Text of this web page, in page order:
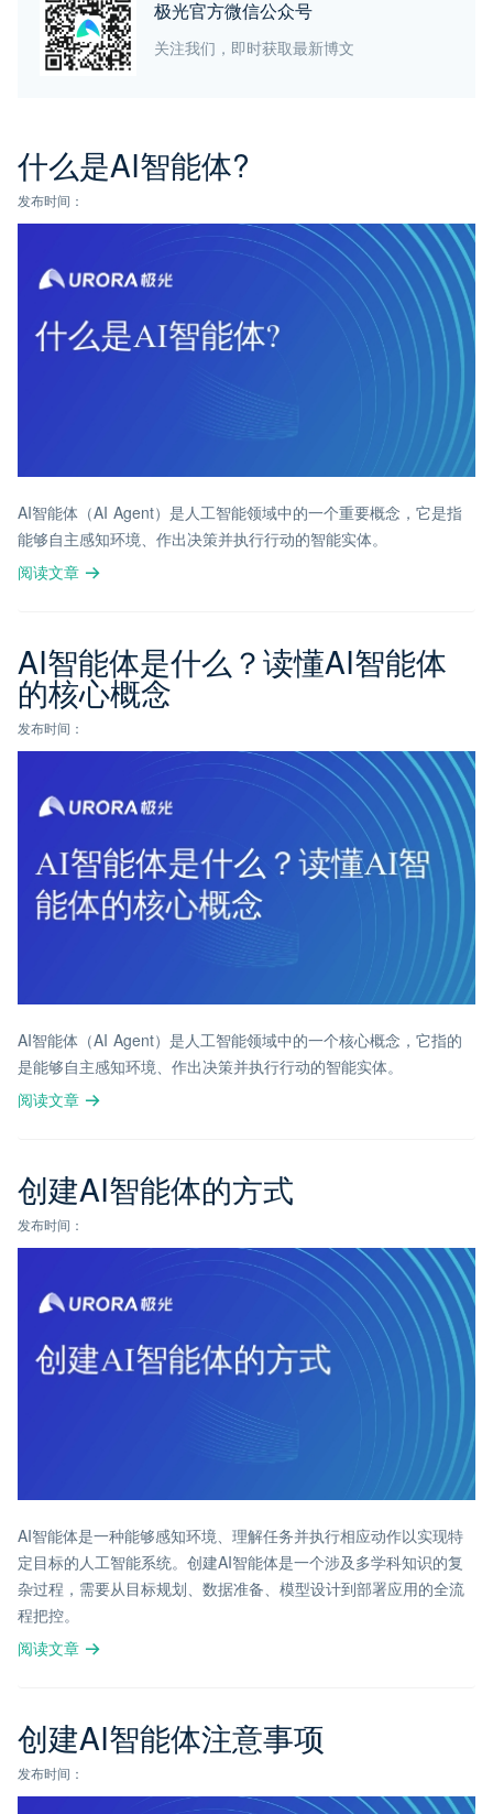
什么是AI智能体?
发布时间：
AI智能体（AI Agent）是人工智能领域中的一个重要概念，它是指
能够自主感知环境、作出决策并执行行动的智能实体。
阅读文章
AI智能体是什么？读懂AI智能体
的核心概念
发布时间：
AI智能体（AI Agent）是人工智能领域中的一个核心概念，它指的
是能够自主感知环境、作出决策并执行行动的智能实体。
阅读文章
创建AI智能体的方式
发布时间：
AI智能体是一种能够感知环境、理解任务并执行相应动作以实现特
定目标的人工智能系统。创建AI智能体是一个涉及多学科知识的复
杂过程，需要从目标规划、数据准备、模型设计到部署应用的全流
程把控。
阅读文章
创建AI智能体注意事项
发布时间：
极光官方微信公众号
关注我们，即时获取最新博文